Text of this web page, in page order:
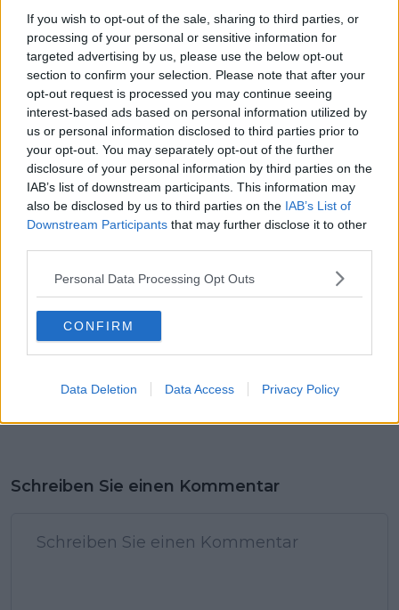
If you wish to opt-out of the sale, sharing to third parties, or
processing of your personal or sensitive information for
targeted advertising by us, please use the below opt-out
section to confirm your selection. Please note that after your
opt-out request is processed you may continue seeing
interest-based ads based on personal information utilized by
us or personal information disclosed to third parties prior to
your opt-out. You may separately opt-out of the further
disclosure of your personal information by third parties on the
IAB’s list of downstream participants. This information may
also be disclosed by us to third parties on the IAB’s List of
Downstream Participants that may further disclose it to other
Personal Data Processing Opt Outs
CONFIRM
Data Deletion Data Access Privacy Policy
Vorheriger Artikel
Marius Mayrhofer
kurz nach Pelayo
Sánchez im Ziel bei
der Trofeo Pollença,
Vlasov Dritter - Der
erste Sieg für das
Movistar Team im Jahr
2024!
Nächster Artikel
"Es fühlte sich
respektlos an, dass ich
unter diesen
Umständen Rennen
fahren musste" - Die
Zeit bei Astana
veranlasste Gianni
Moscon, über das
Ende seiner
Profikarriere
nachzudenken
Schreiben Sie einen Kommentar